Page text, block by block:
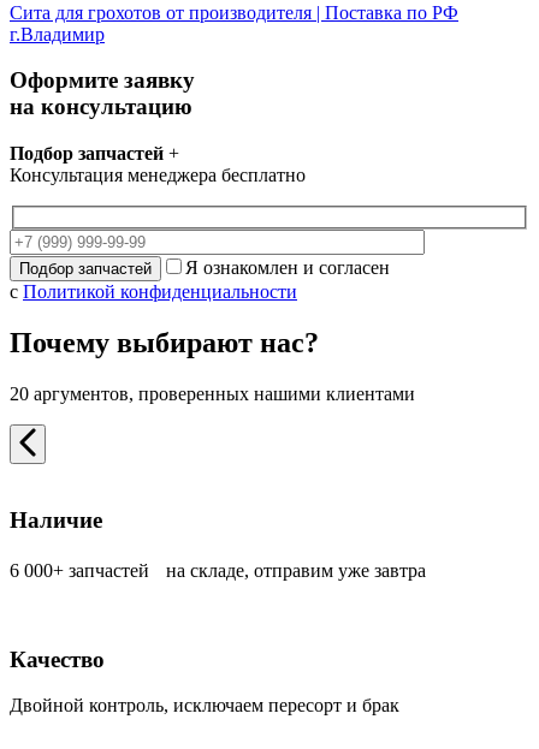
Сита для грохотов от производителя | Поставка по РФ
г.Владимир
Оформите заявку
на консультацию
Подбор запчастей +
Консультация менеджера бесплатно
Я ознакомлен и согласен
с Политикой конфиденциальности
Почему выбирают нас?
20 аргументов, проверенных нашими клиентами
Наличие
6 000+ запчастей на складе, отправим уже завтра
Качество
Двойной контроль, исключаем пересорт и брак